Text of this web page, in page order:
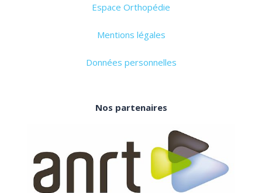
Espace Orthopédie
Mentions légales
Données personnelles
Nos partenaires